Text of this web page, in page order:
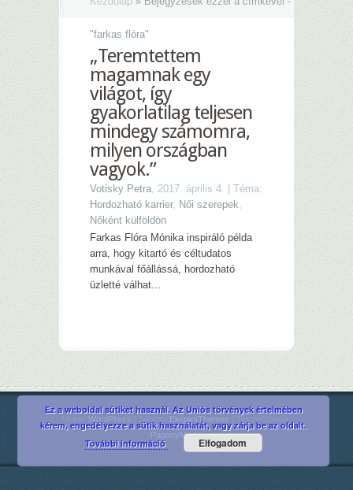
"farkas flóra"
„Teremtettem
magamnak egy
világot, így
gyakorlatilag teljesen
mindegy számomra,
milyen országban
vagyok.”
Votisky Petra, 2017. április 4. | Téma:
Hordozható karrier, Női szerepek,
Nőként külföldön
Farkas Flóra Mónika inspiráló példa
arra, hogy kitartó és céltudatos
munkával főállássá, hordozható
üzletté válhat...
WordPress ElegantThemes
PagonyMedia
Ez a weboldal sütiket használ. Az Uniós törvények értelmében
kérem, engedélyezze a sütik használatát, vagy zárja be az oldalt.
További információ
Elfogadom